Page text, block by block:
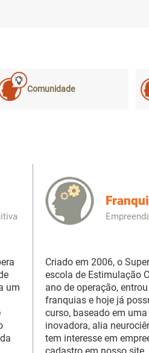
Comunidade
um
Criado em 2006, o
escola de Estimulação
ano de operação,
franquias e hoje já
curso, baseado em
inovadora, alia
tem interesse em